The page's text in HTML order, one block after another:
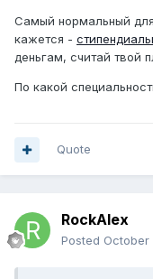
Самый нормальный
кажется -
деньгам, считай твой
По какой
Quote
RockAlex
Posted October